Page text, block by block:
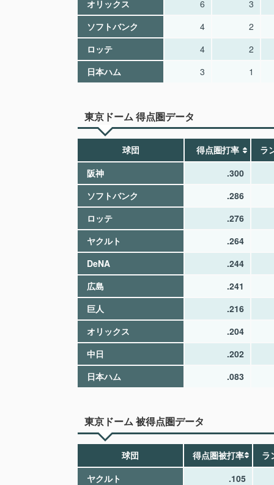
オリックス 6
3
ソフトバンク
4
2
ロッテ
4
2
日本ハム
3 1
東京ドーム 得点圏データ
球団 得点圏打率
ラ
阪神
.300
ソフトバンク
.286
ロッテ
.276
ヤクルト
.264
DeNA
.244
広島
.241
巨人
.216
オリックス
.204
中日
.202
日本ハム
.083
東京ドーム 被得点圏データ
球団 得点圏被打率
ラ
ヤクルト
.105